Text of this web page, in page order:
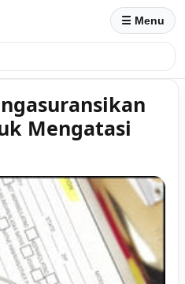
☰ Menu
Mengatasi